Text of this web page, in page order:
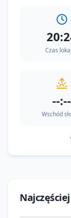
Czas
--:--
Wschód